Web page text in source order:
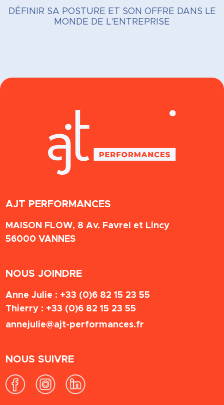
DÉFINIR SA POSTURE ET SON OFFRE DANS LE
MONDE DE L'ENTREPRISE
AJT PERFORMANCES
MAISON FLOW, 8 Av. Favrel et Lincy
56000 VANNES
NOUS JOINDRE
Anne Julie : +33 (0)6 82 15 23 55
Thierry : +33 (0)6 82 15 23 55
annejulie@ajt-performances.fr
NOUS SUIVRE